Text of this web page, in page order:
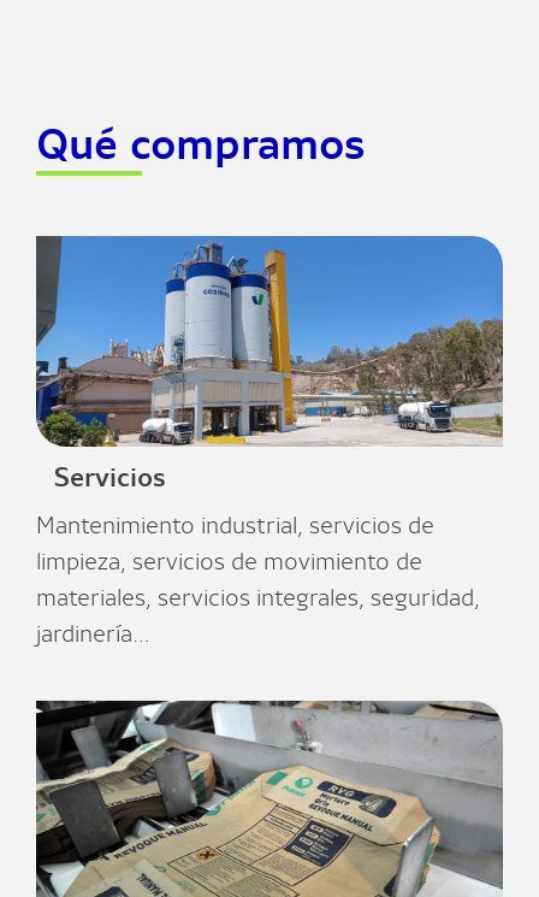
Qué compramos
Servicios
Mantenimiento industrial, servicios de
limpieza, servicios de movimiento de
materiales, servicios integrales, seguridad,
jardinería…